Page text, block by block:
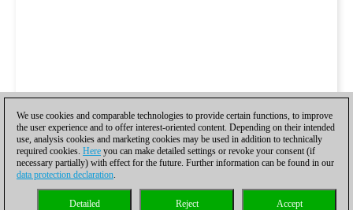
We use cookies and comparable technologies to provide certain functions, to improve
the user experience and to offer interest-oriented content. Depending on their intended
use, analysis cookies and marketing cookies may be used in addition to technically
required cookies. Here you can make detailed settings or revoke your consent (if
necessary partially) with effect for the future. Further information can be found in our
data protection declaration.
Accept
Reject
Detailed